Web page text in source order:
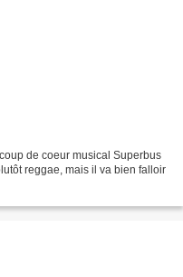
de coeur musical Superbus
reggae, mais il va bien falloir